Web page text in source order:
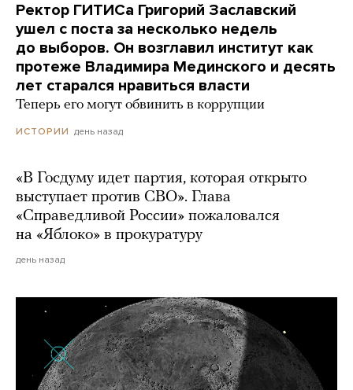
Ректор ГИТИСа Григорий Заславский
ушел с поста за несколько недель
до выборов. Он возглавил институт как
протеже Владимира Мединского и десять
лет старался нравиться власти
Теперь его могут обвинить в коррупции
ИСТОРИИ день назад
«В Госдуму идет партия, которая открыто
выступает против СВО». Глава
«Справедливой России» пожаловался
на «Яблоко» в прокуратуру
день назад